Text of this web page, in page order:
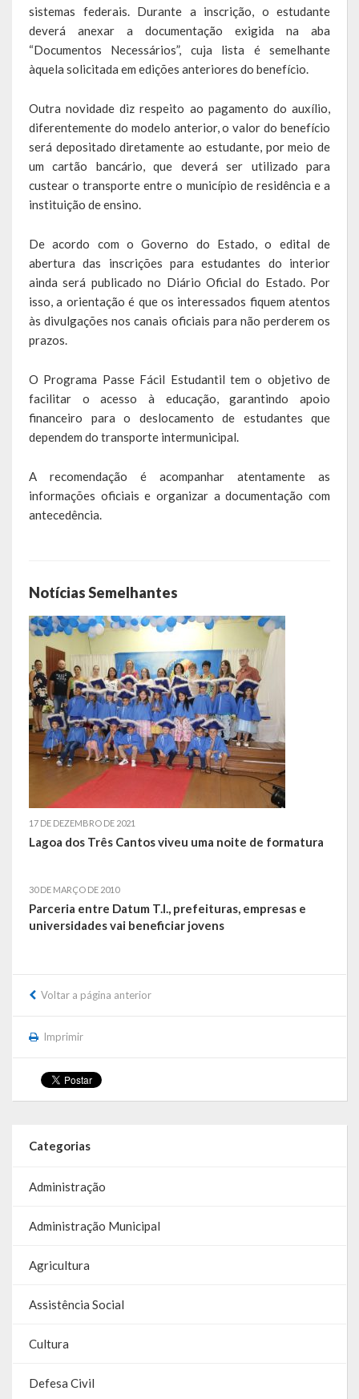
A História da Praça da Lagoa
A História da Igreja Adventista do Sétimo Dia
A História da Comunidade Católica Nossa Senhora da Assunção
A História da Comunidade Evangélica de Linha Glória
A História da Comunidade Católica São José de Linha Ojeriza
Pontos Turísticos
Hospedagem
Calendário de Eventos
Galeria de Soberanas
Galeria de Vereadores
Vídeos
Programas
Publicações
Planos
Publicações Oficiais
SIAFIC
Contas
Contas – TCE
Relatório Anual de Gestão
Editais de Concursos/Processos Seletivos
Legislação
Lei Municipal
Parcerias – LEI 13.019/2014
RPPS
Portal da Transparência
sistemas federais. Durante a inscrição, o estudante
deverá anexar a documentação exigida na aba
“Documentos Necessários”, cuja lista é semelhante
àquela solicitada em edições anteriores do benefício.
Outra novidade diz respeito ao pagamento do auxílio,
diferentemente do modelo anterior, o valor do benefício
será depositado diretamente ao estudante, por meio de
um cartão bancário, que deverá ser utilizado para
custear o transporte entre o município de residência e a
instituição de ensino.
De acordo com o Governo do Estado, o edital de
abertura das inscrições para estudantes do interior
ainda será publicado no Diário Oficial do Estado. Por
isso, a orientação é que os interessados fiquem atentos
às divulgações nos canais oficiais para não perderem os
prazos.
O Programa Passe Fácil Estudantil tem o objetivo de
facilitar o acesso à educação, garantindo apoio
financeiro para o deslocamento de estudantes que
dependem do transporte intermunicipal.
A recomendação é acompanhar atentamente as
informações oficiais e organizar a documentação com
antecedência.
Notícias Semelhantes
17 DE DEZEMBRO DE 2021
Lagoa dos Três Cantos viveu uma noite de formatura
30 DE MARÇO DE 2010
Parceria entre Datum T.I., prefeituras, empresas e
universidades vai beneficiar jovens
Voltar a página anterior
Imprimir
Categorias
Administração
Administração Municipal
Agricultura
Assistência Social
Cultura
Defesa Civil